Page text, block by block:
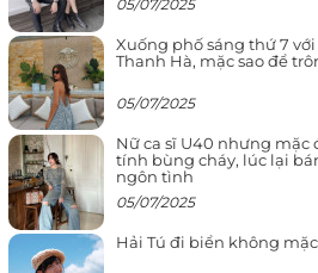
05/07/2025
Xuống phố sáng thứ 7 với
Thanh Hà, mặc sao để
05/07/2025
Nữ ca sĩ U40 nhưng mặc
tính bùng cháy, lúc lại
ngôn tình
05/07/2025
Hải Tú đi biển không